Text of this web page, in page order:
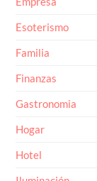
Esoterismo
Familia
Finanzas
Gastronomia
Hogar
Hotel
Iluminación